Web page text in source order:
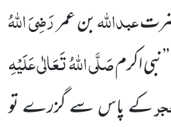
عبداللّٰہبن عمررَضِیَ اللّٰہُ
’’نبی اکرمصَلَّی اللّٰہُ تَعَالٰی عَلَیْہِ
کے پاس سے گزرے تو